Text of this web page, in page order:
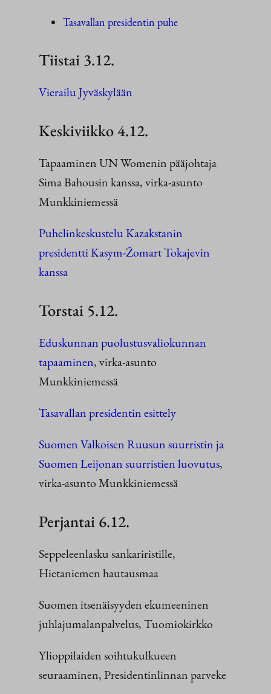
Tasavallan presidentin puhe
Tiistai 3.12.
Vierailu Jyväskylään
Keskiviikko 4.12.
Tapaaminen UN Womenin pääjohtaja
Sima Bahousin kanssa, virka-asunto
Munkkiniemessä
Puhelinkeskustelu Kazakstanin
presidentti Kasym-Žomart Tokajevin
kanssa
Torstai 5.12.
Eduskunnan puolustusvaliokunnan
tapaaminen, virka-asunto
Munkkiniemessä
Tasavallan presidentin esittely
Suomen Valkoisen Ruusun suurristin ja
Suomen Leijonan suurristien luovutus,
virka-asunto Munkkiniemessä
Perjantai 6.12.
Seppeleenlasku sankariristille,
Hietaniemen hautausmaa
Suomen itsenäisyyden ekumeeninen
juhlajumalanpalvelus, Tuomiokirkko
Ylioppilaiden soihtukulkueen
seuraaminen, Presidentinlinnan parveke